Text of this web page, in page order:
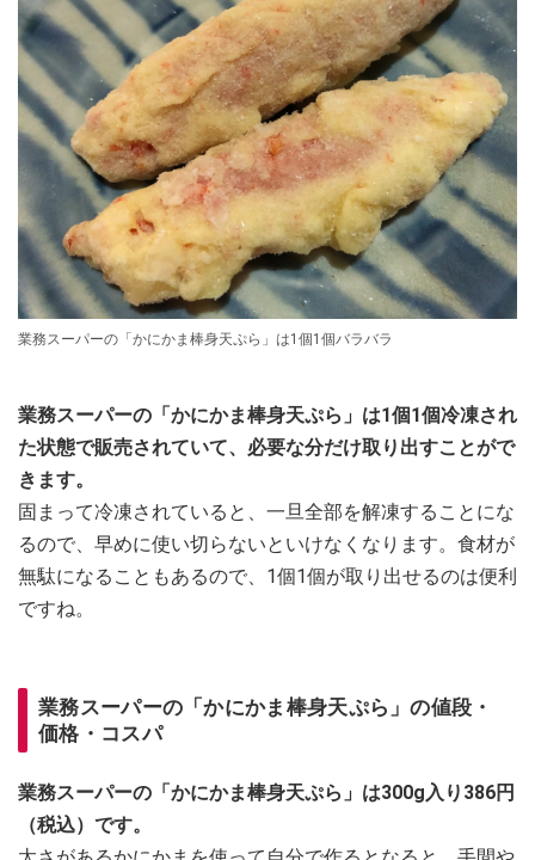
業務スーパーの「かにかま棒身天ぷら」は1個1個バラバラ
業務スーパーの「かにかま棒身天ぷら」は1個1個冷凍され
た状態で販売されていて、必要な分だけ取り出すことがで
きます。
固まって冷凍されていると、一旦全部を解凍することにな
るので、早めに使い切らないといけなくなります。食材が
無駄になることもあるので、1個1個が取り出せるのは便利
ですね。
業務スーパーの「かにかま棒身天ぷら」の値段・
価格・コスパ
業務スーパーの「かにかま棒身天ぷら」は300g入り386円
（税込）です。